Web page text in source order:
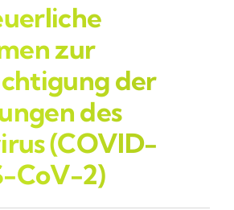
zur
der
des
(CO­VID-
CoV-2)